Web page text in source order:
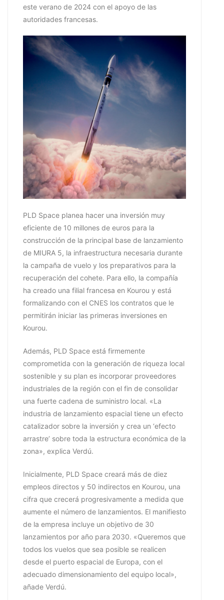
este verano de 2024 con el apoyo de las
autoridades francesas.
PLD Space planea hacer una inversión muy
eficiente de 10 millones de euros para la
construcción de la principal base de lanzamiento
de MIURA 5, la infraestructura necesaria durante
la campaña de vuelo y los preparativos para la
recuperación del cohete. Para ello, la compañía
ha creado una filial francesa en Kourou y está
formalizando con el CNES los contratos que le
permitirán iniciar las primeras inversiones en
Kourou.
Además, PLD Space está firmemente
comprometida con la generación de riqueza local
sostenible y su plan es incorporar proveedores
industriales de la región con el fin de consolidar
una fuerte cadena de suministro local. «La
industria de lanzamiento espacial tiene un efecto
catalizador sobre la inversión y crea un ‘efecto
arrastre’ sobre toda la estructura económica de la
zona», explica Verdú.
Inicialmente, PLD Space creará más de diez
empleos directos y 50 indirectos en Kourou, una
cifra que crecerá progresivamente a medida que
aumente el número de lanzamientos. El manifiesto
de la empresa incluye un objetivo de 30
lanzamientos por año para 2030. «Queremos que
todos los vuelos que sea posible se realicen
desde el puerto espacial de Europa, con el
adecuado dimensionamiento del equipo local»,
añade Verdú.